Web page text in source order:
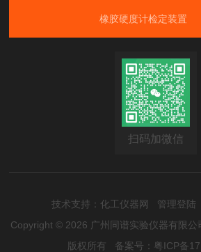
橡胶硬度计检定装置
扫码加微信
技术支持： 化工仪器网 管理登陆
Copyright © 2026 广州同谱实验仪器有限
版权所有 备案号：粤ICP备